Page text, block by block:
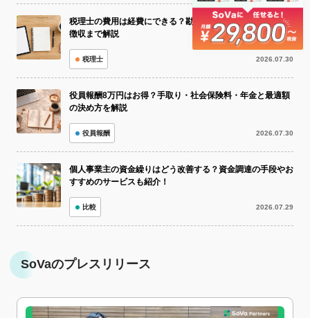
税理士の費用は経費にできる？勘定科目・仕訳・相場・源泉
徴収まで解説
税理士 2026.07.30
役員報酬8万円はお得？手取り・社会保険料・年金と最適額
の決め方を解説
役員報酬 2026.07.30
個人事業主の資金繰りはどう改善する？資金調達の手段やお
すすめのサービスも紹介！
比較 2026.07.29
SoVaのプレスリリース